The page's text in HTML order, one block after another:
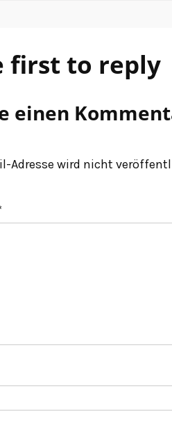
first to reply
einen
Adresse wird nicht